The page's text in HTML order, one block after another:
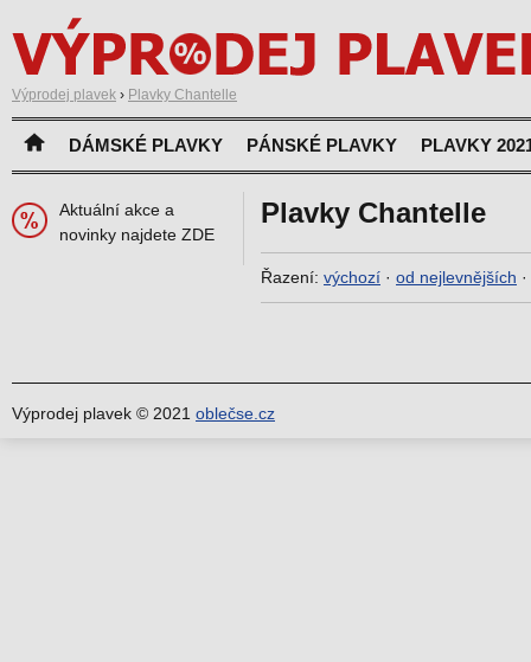
Výprodej plavek › Plavky Chantelle
DÁMSKÉ PLAVKY PÁNSKÉ PLAVKY PLAVKY
Plavky Chantelle
Řazení: výchozí · od nejlevnějších ·
Aktuální akce a
novinky najdete ZDE
Výprodej plavek © 2021 oblečse.cz